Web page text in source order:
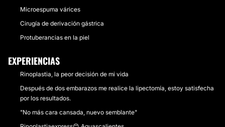
Microespuma várices
Cirugía de derivación gástrica
Protuberancias en la piel
EXPERIENCIAS
Rinoplastia, la peor decisión de mi vida
Después de dos embarazos me realice la lipectomía, estoy satisfecha
por los resultados.
"No más cara cansada, nuevo semblante"